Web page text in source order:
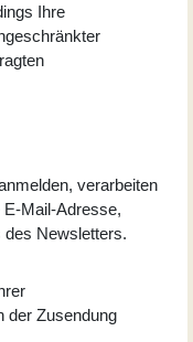
Ihre
verarbeiten
E-Mail-Adresse,
Newsletters.
der Zusendung